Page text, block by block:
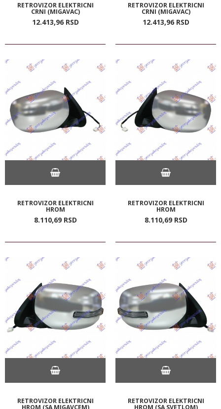
RETROVIZOR ELEKTRICNI
CRNI (MIGAVAC)
12.413,96 RSD
RETROVIZOR ELEKTRICNI
CRNI (MIGAVAC)
12.413,96 RSD
RETROVIZOR ELEKTRICNI
HROM
8.110,69 RSD
RETROVIZOR ELEKTRICNI
HROM
8.110,69 RSD
RETROVIZOR ELEKTRICNI
HROM (SA MIGAVCEM)
RETROVIZOR ELEKTRICNI
HROM (SA SVETLOM)